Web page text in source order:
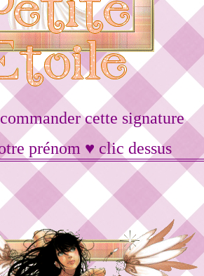
cette signature
prénom ♥ clic dessus